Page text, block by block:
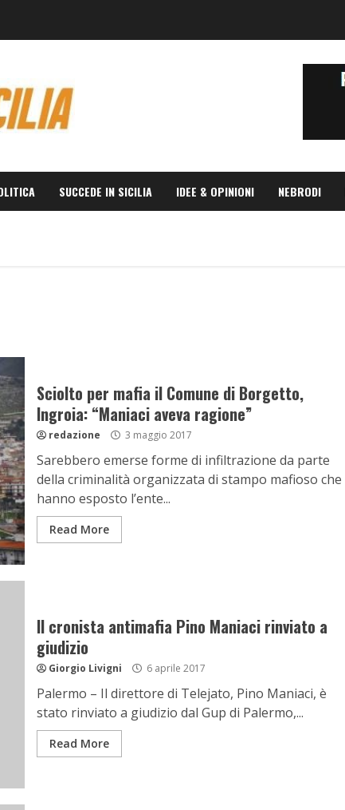
SUCCEDE IN SICILIA IDEE & OPINIONI NEBRODI
Sciolto per mafia il Comune di Borgetto,
Ingroia: “Maniaci aveva ragione”
redazione 3 maggio 2017
Sarebbero emerse forme di infiltrazione da parte
della criminalità organizzata di stampo mafioso che
hanno esposto l’ente...
Read More
Il cronista antimafia Pino Maniaci rinviato a
giudizio
Giorgio Livigni 6 aprile 2017
Palermo – Il direttore di Telejato, Pino Maniaci, è
stato rinviato a giudizio dal Gup di Palermo,...
Read More